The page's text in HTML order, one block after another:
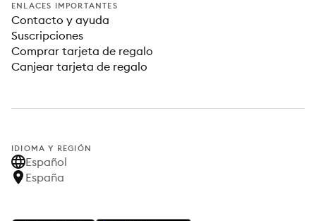
ENLACES IMPORTANTES
Contacto y ayuda
Suscripciones
Comprar tarjeta de regalo
Canjear tarjeta de regalo
IDIOMA Y REGIÓN
Español
España